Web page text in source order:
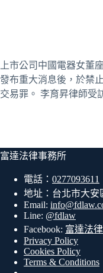
上市公司中國電器女董
發布重大消息後，於禁
交易罪。 李育昇律師受
富達法律事務所
電話： 0277093611
地址：台北市大安
Email:
Line: @fdlaw
Facebook: 富達法
Privacy Policy
Cookies Policy
Terms & Conditions